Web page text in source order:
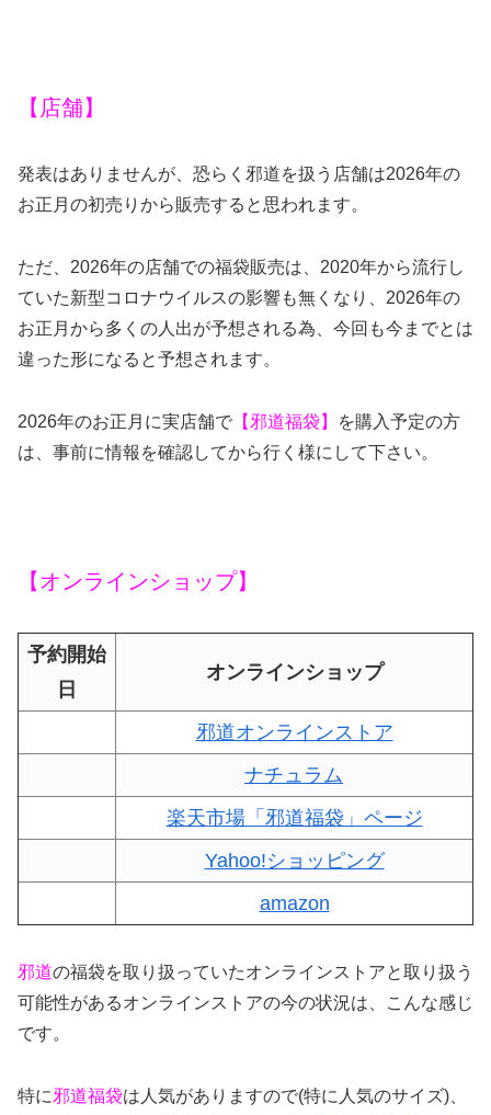
【店舗】
発表はありませんが、恐らく邪道を扱う店舗は2026年の
お正月の初売りから販売すると思われます。
ただ、 2026年の店舗での福袋販売は、 2020年から流行し
ていた新型コロナウイルスの影響も無くなり、 2026年の
お正月から多くの人出が予想される為 、今回も今までとは
違った形になると予想されます。
2026年のお正月に実店舗で 【邪道福袋】
を購入予定の方
は、事前に情報を確認してから行く様にして下さい。
【オンラインショップ】
予約開始
日
オンラインショップ
邪道オンラインストア
ナチュラム
楽天市場「邪道福袋」ページ
Yahoo!ショッピング
amazon
邪道の福袋を取り扱っていたオンラインストアと取り扱う
可能性があるオンラインストアの今の状況は、こんな感じ
です。
特に邪道福袋は人気がありますので(特に人気のサイズ)、